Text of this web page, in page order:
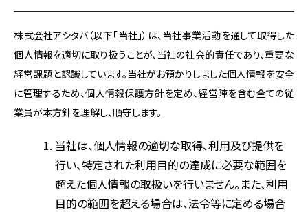
株式会社アシタバ（以下「当社」）は、当社事業活動を通して取得した
個人情報を適切に取り扱うことが、当社の社会的責任であり、重要な
経営課題と認識しています。当社がお預かりしました個人情報を安全
に管理するため、個人情報保護方針を定め、経営陣を含む全ての従
業員が本方針を理解し、順守します。
当社は、個人情報の適切な取得、利用及び提供を
行い、特定された利用目的の達成に必要な範囲を
超えた個人情報の取扱いを行いません。また、利用
目的の範囲を超える場合は、法令等に定める場合